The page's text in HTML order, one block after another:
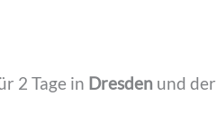
2 Tage in Dresden und der